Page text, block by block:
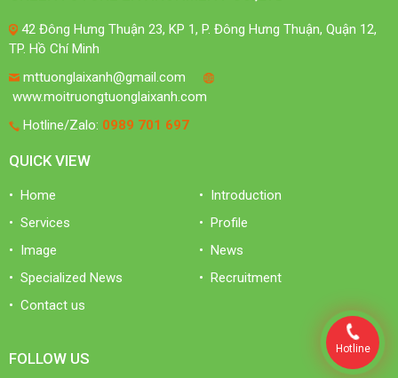
42 Đông Hưng Thuận 23, KP 1, P. Đông Hưng Thuận, Quận 12,
TP. Hồ Chí Minh
mttuonglaixanh@gmail.com
www.moitruongtuonglaixanh.com
Hotline/Zalo: 0989 701 697
QUICK VIEW
• Home
• Introduction
• Services
• Profile
• Image
• News
• Specialized News
• Recruitment
• Contact us
FOLLOW US
Hotline